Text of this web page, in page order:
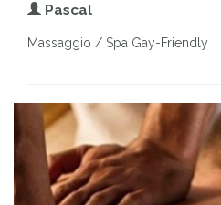
Pascal
Massaggio / Spa Gay-Friendly